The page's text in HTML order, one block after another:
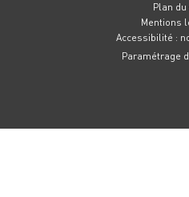
Plan
Mentions
Accessibilité :
Paramétrage